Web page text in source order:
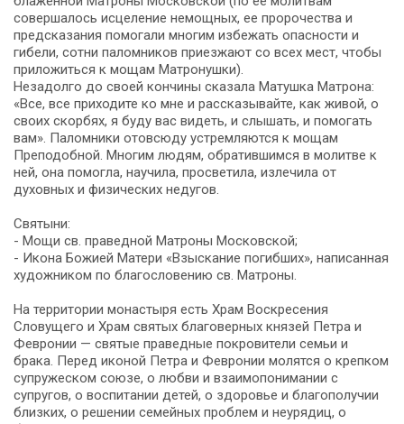
совершалось исцеление немощных, ее пророчества и
предсказания помогали многим избежать опасности и
гибели, сотни паломников приезжают со всех мест, чтобы
приложиться к мощам Матронушки).
Незадолго до своей кончины сказала Матушка Матрона:
«Все, все приходите ко мне и рассказывайте, как живой, о
своих скорбях, я буду вас видеть, и слышать, и помогать
вам». Паломники отовсюду устремляются к мощам
Преподобной. Многим людям, обратившимся в молитве к
ней, она помогла, научила, просветила, излечила от
духовных и физических недугов.
Святыни:
- Мощи св. праведной Матроны Московской;
- Икона Божией Матери «Взыскание погибших», написанная
художником по благословению св. Матроны.
На территории монастыря есть Храм Воскресения
Словущего и Храм святых благоверных князей Петра и
Февронии — святые праведные покровители семьи и
брака. Перед иконой Петра и Февронии молятся о крепком
супружеском союзе, о любви и взаимопонимании с
супругов, о воспитании детей, о здоровье и благополучии
близких, о решении семейных проблем и неурядиц, о